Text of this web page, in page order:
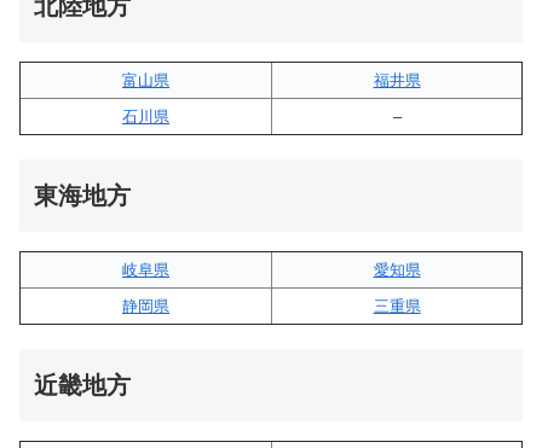
北陸地方
富山県
福井県
石川県
–
東海地方
岐阜県
愛知県
静岡県
三重県
近畿地方